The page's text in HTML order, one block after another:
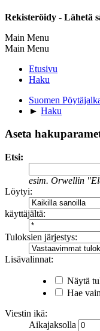
Rekisteröidy - Lähetä
Main Menu
Main Menu
Etusivu
Haku
Suomen
► Haku
Aseta
Etsi:
esim. Orwellin
Löytyi:
käyttäjältä:
Tuloksien järjestys:
Lisävalinnat:
Näytä
Hae
Viestin ikä:
Aikajaksolla